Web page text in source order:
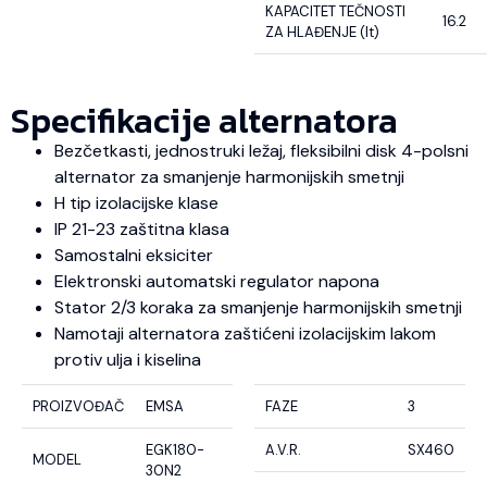
KAPACITET TEČNOSTI
ZA HLAĐENJE (lt)
16.2
Specifikacije alternatora
Bezčetkasti, jednostruki ležaj, fleksibilni disk 4-polsni
alternator za smanjenje harmonijskih smetnji
H tip izolacijske klase
IP 21-23 zaštitna klasa
Samostalni eksiciter
Elektronski automatski regulator napona
Stator 2/3 koraka za smanjenje harmonijskih smetnji
Namotaji alternatora zaštićeni izolacijskim lakom
protiv ulja i kiselina
PROIZVOĐAČ EMSA
MODEL
EGK180-
30N2
FAZE 3
A.V.R. SX460